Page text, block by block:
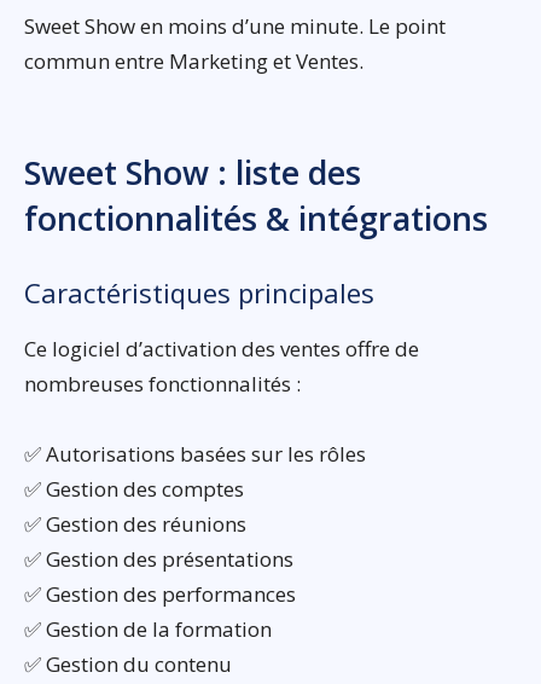
Sweet Show en moins d’une minute. Le point
commun entre Marketing et Ventes.
Sweet Show : liste des
fonctionnalités & intégrations
Caractéristiques principales
Ce logiciel d’activation des ventes offre de
nombreuses fonctionnalités :
✅ Autorisations basées sur les rôles
✅ Gestion des comptes
✅ Gestion des réunions
✅ Gestion des présentations
✅ Gestion des performances
✅ Gestion de la formation
✅ Gestion du contenu